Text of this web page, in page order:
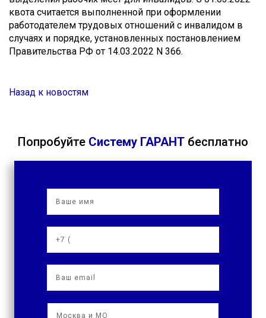
квота считается выполненной при оформлении
работодателем трудовых отношений с инвалидом в
случаях и порядке, установленных постановлением
Правительства РФ от 14.03.2022 N 366.
Назад к новостям
Попробуйте Систему ГАРАНТ бесплатно